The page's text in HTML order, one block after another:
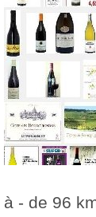
à - de 96